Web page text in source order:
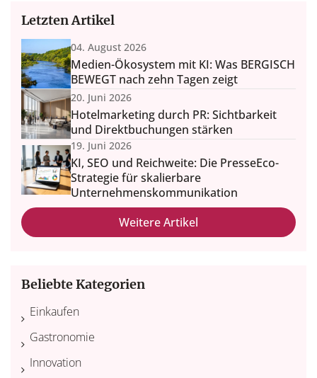
Letzten Artikel
04. August 2026
Medien-Ökosystem mit KI: Was BERGISCH
BEWEGT nach zehn Tagen zeigt
20. Juni 2026
Hotelmarketing durch PR: Sichtbarkeit
und Direktbuchungen stärken
19. Juni 2026
KI, SEO und Reichweite: Die PresseEco-
Strategie für skalierbare
Unternehmenskommunikation
Weitere Artikel
Beliebte Kategorien
Einkaufen
Gastronomie
Innovation